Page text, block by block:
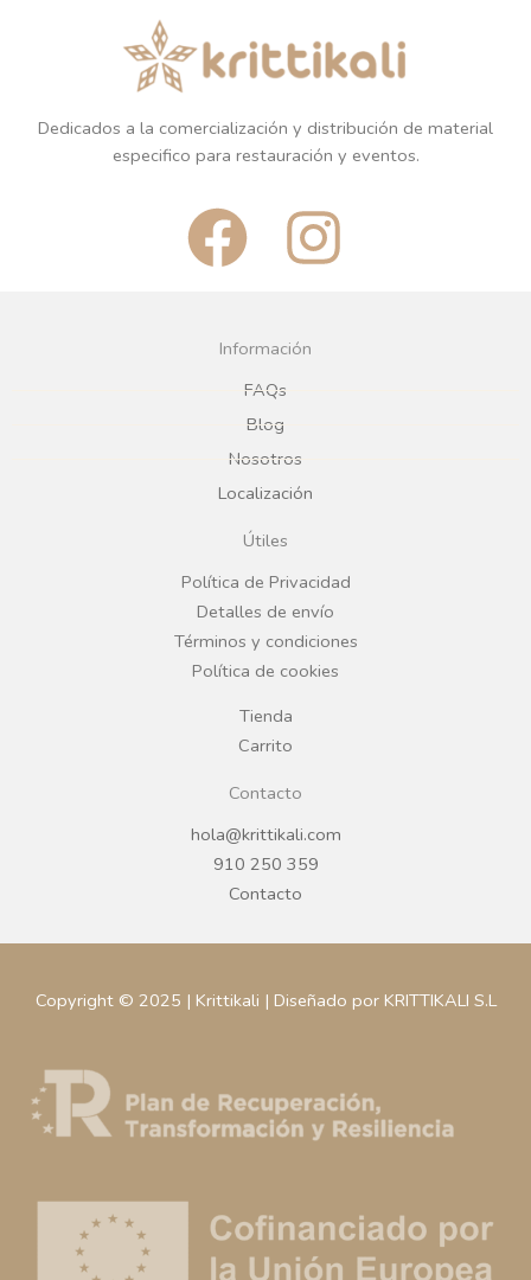
Dedicados a la comercialización y distribución de material
especifico para restauración y eventos.
F
a
c
e
b
o
o
k
I
n
g
r
a
Información
FAQs
Blog
Nosotros
Localización
Útiles
Política de Privacidad
Detalles de envío
Términos y condiciones
Política de cookies
Tienda
Carrito
Contacto
hola@krittikali.com
910 250 359
Contacto
Copyright © 2025 | Krittikali | Diseñado por KRITTIKALI S.L